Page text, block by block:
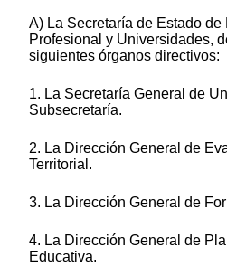
A) La Secretaría de Estado
Profesional y Universidades,
siguientes órganos directivos:
1. La Secretaría General de
Subsecretaría.
2. La Dirección General de
Territorial.
3. La Dirección General de
4. La Dirección General de
Educativa.